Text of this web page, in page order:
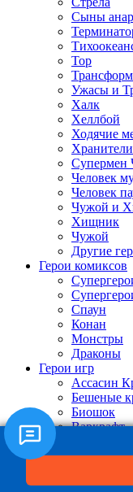
Сыны
Тор
Ужасы и
Халк
Хеллбой
Ходячие
Хранители
Супермен
Человек
Человек
Чужой и
Хищник
Чужой
Другие
Герои комиксов
Спаун
Конан
Монстры
Драконы
Герои игр
Ассасин
Бешеные
Биошок
Варкрафт
Ведьмак
Легенда о